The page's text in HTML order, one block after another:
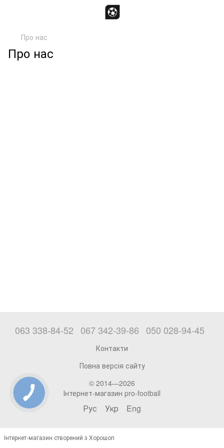
Про нас
Про нас
063 338-84-52 067 342-39-86 050 028-94-45
Контакти
Повна версія сайту
© 2014—2026
Інтернет-магазин pro-football
Рус Укр Eng
Інтернет-магазин створений з Хорошоп